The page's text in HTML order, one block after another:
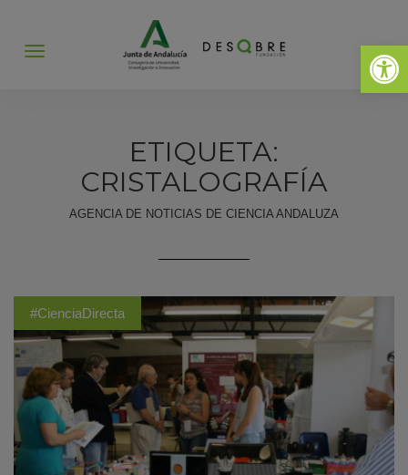
Abrir
Abrir
ETIQUETA:
CRISTALOGRAFÍA
AGENCIA DE NOTICIAS DE CIENCIA ANDALUZA
#CienciaDirecta